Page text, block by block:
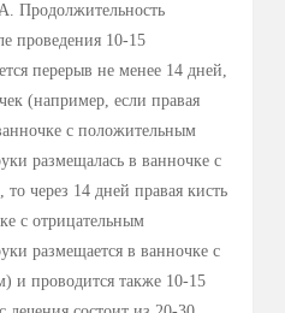
одинаковое, равномерное
процедуры.
, расположенной на передней
покалывание от легкого до
тока составляет 5-10 мА.
составляет 15-30 мин.
курса лечения
меняют.
от 10 до 20 ежедневных